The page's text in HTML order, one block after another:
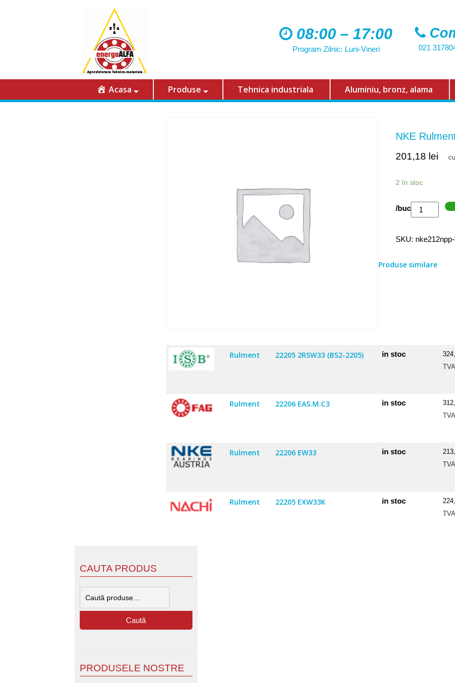
08:00 – 17:00
Program Zilnic: Luni-Vineri 021
Acasa Produse Tehnica industriala Aluminiu, bronz, alama
NKE
201,18 lei
2 în stoc
Cantitate
NKE
/buc
SKU:
Produse similare
Rulment 22205 2RSW33 (BS2-2205) in stoc
TVA
Rulment 22206 EAS.M.C3 in stoc
TVA
Rulment 22206 EW33 in stoc
TVA
Rulment 22205 EXW33K in stoc
TVA
CAUTA PRODUS
Caută
PRODUSELE NOSTRE